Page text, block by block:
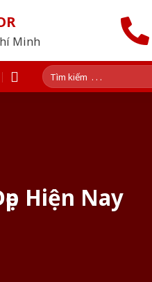
Minh
Tìm
kiếm:
Hiện Nay